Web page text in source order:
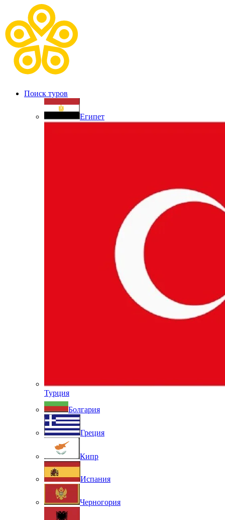
Поиск туров
Египет
Турция
Болгария
Греция
Кипр
Испания
Черногория